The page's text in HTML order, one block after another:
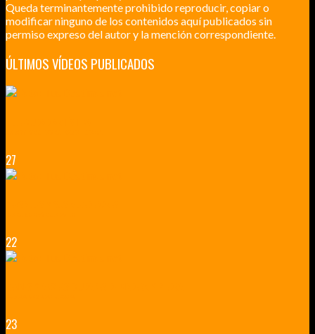
Queda terminantemente prohibido reproducir, copiar o
modificar ninguno de los contenidos aquí publicados sin
permiso expreso del autor y la mención correspondiente.
ÚLTIMOS VÍDEOS PUBLICADOS
27
22
23